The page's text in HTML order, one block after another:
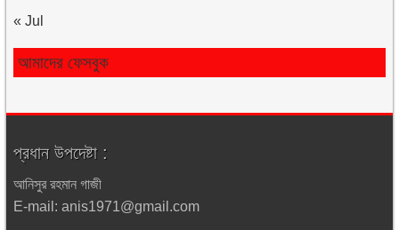
« Jul
আমাদের ফেসবুক
প্রধান উপদেষ্টা :
আনিসুর রহমান গাজী
E-mail: anis1971@gmail.com